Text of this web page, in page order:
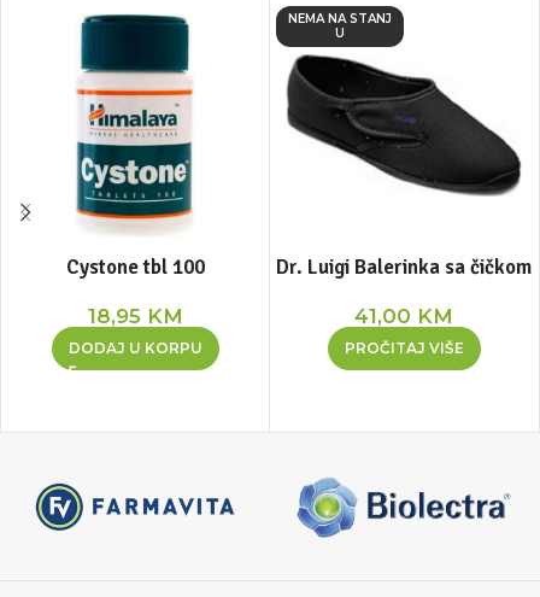
Cystone tbl 100
18,95 KM
DODAJ U KORPU
NEMA NA STANJ
U
Dr. Luigi Balerinka sa čičkom
41,00 KM
PROČITAJ VIŠE